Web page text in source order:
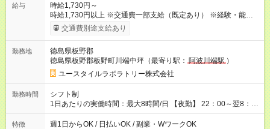
給与
時給1,730円～
時給1,730円以上 ※交通費一部支給（既定あり） ※経験・能力を
考慮して決定します 【収入例】 週1回勤務の場合：1,730円×8時
間×4回=5万5,360円 週3回勤務の場合：1,730円×8時間×12回
月 ※ 雇用形態と給与に、本採用時と異なる部分があります。 雇
用形態：本採用時と同じです。 給与：時給 1,480円以上
交通費別途支給あり
勤務地
徳島県板野郡
徳島県板野郡板野町川端中坪（最寄り駅： 阿波川端駅 ）
ユースタイルラボラトリー株式会社
勤務時間
シフト制
1日あたりの実働時間：最大8時間/日 【夜勤】 22：00～翌8：
00 ※週1日～OK ／ 夜勤専従 ※上記の時間内で8時間勤務（休憩
1時間）ご利用者様により、時間は異なります。 ※曜日固定（毎
特徴 週1日からOK / 日払いOK / 副業・WワークOK